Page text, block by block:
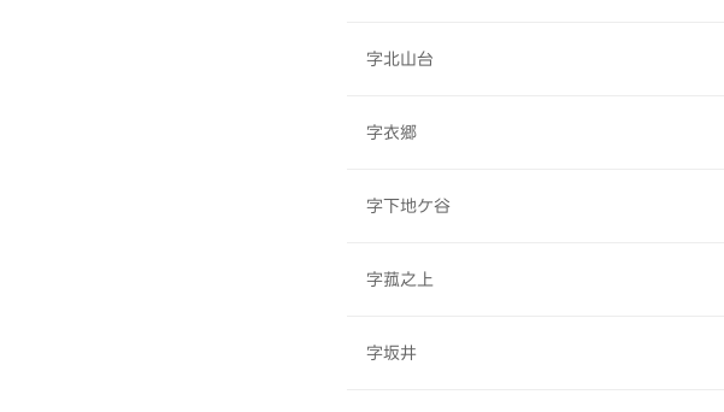
字北山台
字衣郷
字下地ケ谷
字菰之上
字坂井